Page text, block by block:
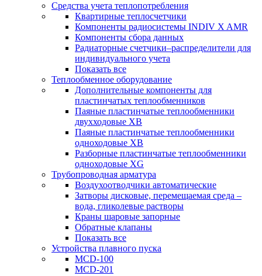
Средства учета теплопотребления
Квартирные теплосчетчики
Компоненты радиосистемы INDIV X AMR
Компоненты сбора данных
Радиаторные счетчики–распределители для
индивидуального учета
Показать все
Теплообменное оборудование
Дополнительные компоненты для
пластинчатых теплообменников
Паяные пластинчатые теплообменники
двухходовые XB
Паяные пластинчатые теплообменники
одноходовые ХВ
Разборные пластинчатые теплообменники
одноходовые ХG
Трубопроводная арматура
Воздухоотводчики автоматические
Затворы дисковые, перемещаемая среда –
вода, гликолевые растворы
Краны шаровые запорные
Обратные клапаны
Показать все
Устройства плавного пуска
MCD-100
MCD-201